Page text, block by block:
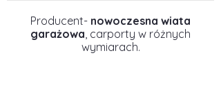
Producent- nowoczesna wiata
garażowa, carporty w różnych
wymiarach.